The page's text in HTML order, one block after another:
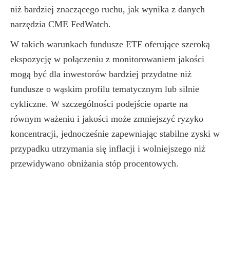
niż bardziej znaczącego ruchu, jak wynika z danych
narzędzia CME FedWatch.
W takich warunkach fundusze ETF oferujące szeroką
ekspozycję w połączeniu z monitorowaniem jakości
mogą być dla inwestorów bardziej przydatne niż
fundusze o wąskim profilu tematycznym lub silnie
cykliczne. W szczególności podejście oparte na
równym ważeniu i jakości może zmniejszyć ryzyko
koncentracji, jednocześnie zapewniając stabilne zyski w
przypadku utrzymania się inflacji i wolniejszego niż
przewidywano obniżania stóp procentowych.